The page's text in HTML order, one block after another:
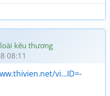
kêu thương
08:11
vi...ID=-